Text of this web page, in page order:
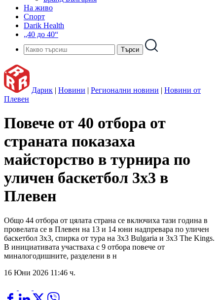
На живо
Спорт
Darik Health
„40 до 40“
Дарик | Новини | Регионални новини | Новини от
Плевен
Повече от 40 отбора от
страната показаха
майсторство в турнира по
уличен баскетбол 3х3 в
Плевен
Общо 44 отбора от цялата страна се включиха тази година в
провелата се в Плевен на 13 и 14 юни надпревара по уличен
баскетбол 3х3, спирка от тура на 3х3 Bulgaria и 3х3 The Kings.
В инициативата участваха с 9 отбора повече от
миналогодишните, разделени в н
16 Юни 2026 11:46 ч.